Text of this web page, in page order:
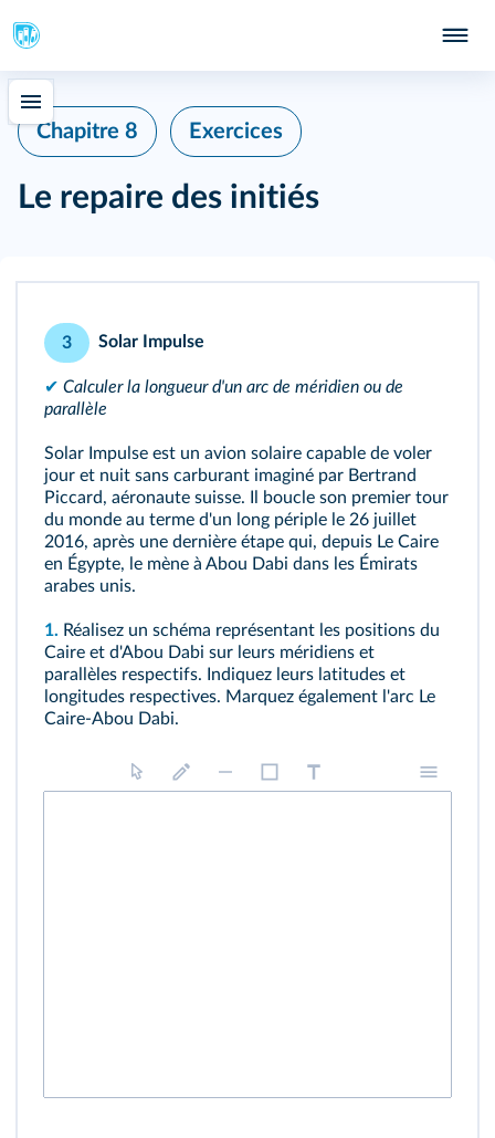
Chapitre 8 Exercices
Le repaire des initiés
3 Solar Impulse
✔ Calculer la longueur d'un arc de méridien ou de
parallèle
Solar Impulse est un avion solaire capable de voler
jour et nuit sans carburant imaginé par Bertrand
Piccard, aéronaute suisse. Il boucle son premier tour
du monde au terme d'un long périple le 26 juillet
2016, après une dernière étape qui, depuis Le Caire
en Égypte, le mène à Abou Dabi dans les Émirats
arabes unis.
1. Réalisez un schéma représentant les positions du
Caire et d'Abou Dabi sur leurs méridiens et
parallèles respectifs. Indiquez leurs latitudes et
longitudes respectives. Marquez également l'arc Le
Caire-Abou Dabi.